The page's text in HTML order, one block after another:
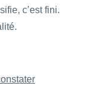
c’est fini.